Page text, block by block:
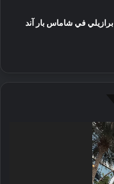
في شاماس بار آند